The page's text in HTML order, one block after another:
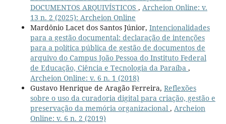
DOCUMENTOS ARQUIVÍSTICOS , Archeion Online: v.
13 n. 2 (2025): Archeion Online
Mardônio Lacet dos Santos Júnior, Intencionalidades
para a gestão documental: declaração de intenções
para a política pública de gestão de documentos de
arquivo do Campus João Pessoa do Instituto Federal
de Educação, Ciência e Tecnologia da Paraíba ,
Archeion Online: v. 6 n. 1 (2018)
Gustavo Henrique de Aragão Ferreira, Reflexões
sobre o uso da curadoria digital para criação, gestão e
preservação da memória organizacional , Archeion
Online: v. 6 n. 2 (2019)